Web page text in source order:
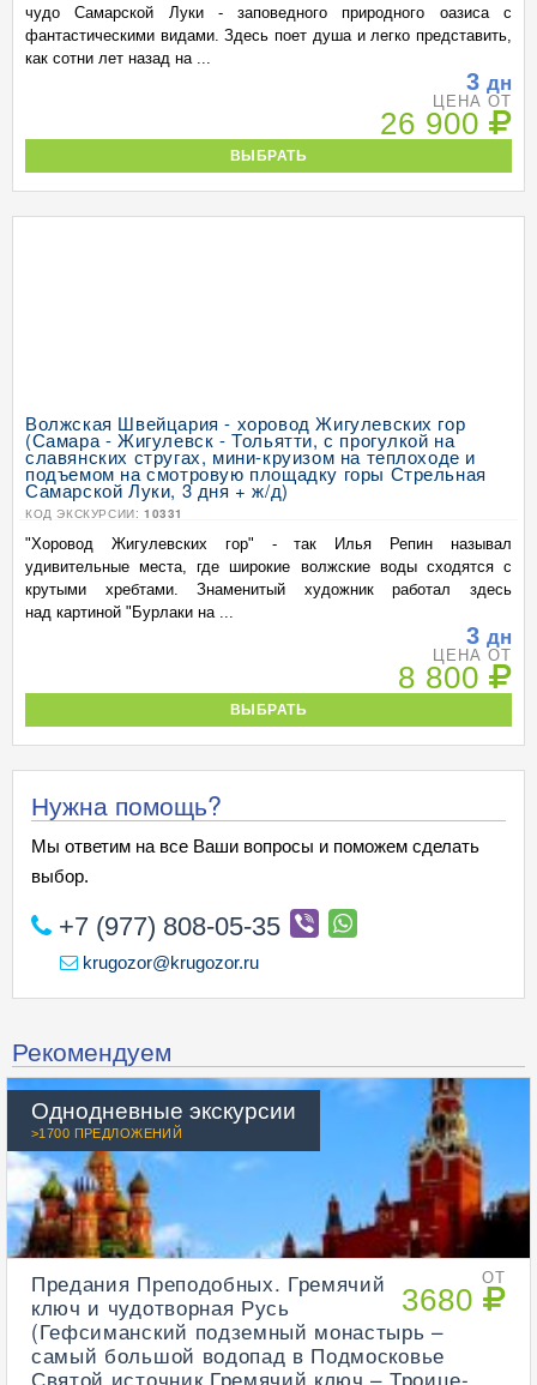
чудо Самарской Луки - заповедного природного оазиса с
фантастическими видами. Здесь поет душа и легко представить,
как сотни лет назад на ...
3 дн
ЦЕНА ОТ
26 900
ВЫБРАТЬ
Волжская Швейцария - хоровод Жигулевских гор
(Самара - Жигулевск - Тольятти, с прогулкой на
славянских стругах, мини-круизом на теплоходе и
подъемом на смотровую площадку горы Стрельная
Самарской Луки, 3 дня + ж/д)
КОД ЭКСКУРСИИ: 10331
"Хоровод Жигулевских гор" - так Илья Репин называл
удивительные места, где широкие волжские воды сходятся с
крутыми хребтами. Знаменитый художник работал здесь
над картиной "Бурлаки на ...
3 дн
ЦЕНА ОТ
8 800
ВЫБРАТЬ
Нужна помощь?
Мы ответим на все Ваши вопросы и поможем сделать
выбор.
+7 (977) 808-05-35
krugozor@krugozor.ru
Рекомендуем
Однодневные экскурсии
>1700 ПРЕДЛОЖЕНИЙ
ОТ
3680
Предания Преподобных. Гремячий
ключ и чудотворная Русь
(Гефсиманский подземный монастырь –
самый большой водопад в Подмосковье
Святой источник Гремячий ключ – Троице-